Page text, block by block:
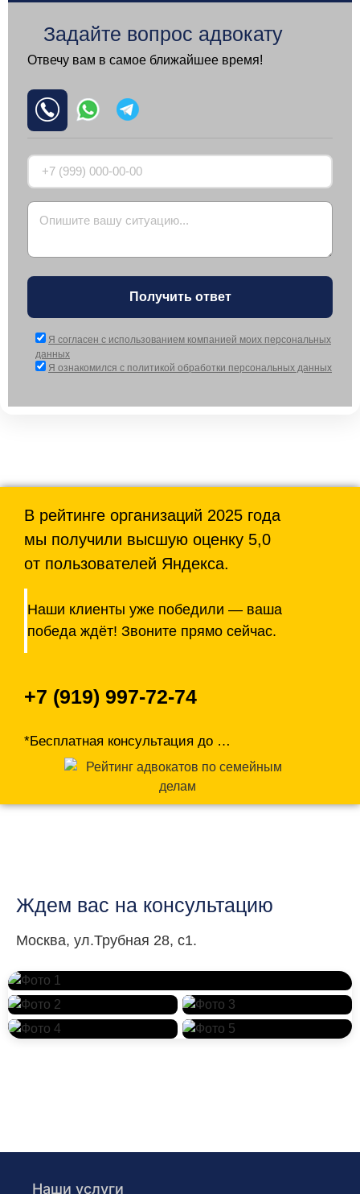
Задайте вопрос адвокату
Отвечу вам в самое ближайшее время!
Получить ответ
Я согласен с использованием компанией моих персональных
данных
Я ознакомился с политикой обработки персональных данных
В рейтинге организаций 2025 года
мы получили высшую оценку 5,0
от пользователей Яндекса.
Наши клиенты уже победили — ваша
победа ждёт! Звоните прямо сейчас.
+7 (919) 997-72-74
*Бесплатная консультация до …
Ждем вас на консультацию
Москва, ул.Трубная 28, с1.
Наши услуги